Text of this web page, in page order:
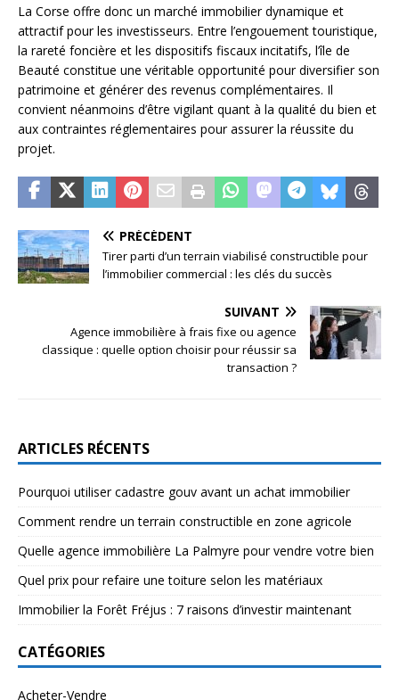
La Corse offre donc un marché immobilier dynamique et
attractif pour les investisseurs. Entre l’engouement touristique,
la rareté foncière et les dispositifs fiscaux incitatifs, l’île de
Beauté constitue une véritable opportunité pour diversifier son
patrimoine et générer des revenus complémentaires. Il
convient néanmoins d’être vigilant quant à la qualité du bien et
aux contraintes réglementaires pour assurer la réussite du
projet.
PRÉCÉDENT
Tirer parti d’un terrain viabilisé constructible pour
l’immobilier commercial : les clés du succès
SUIVANT
Agence immobilière à frais fixe ou agence
classique : quelle option choisir pour réussir sa
transaction ?
ARTICLES RÉCENTS
Pourquoi utiliser cadastre gouv avant un achat immobilier
Comment rendre un terrain constructible en zone agricole
Quelle agence immobilière La Palmyre pour vendre votre bien
Quel prix pour refaire une toiture selon les matériaux
Immobilier la Forêt Fréjus : 7 raisons d’investir maintenant
CATÉGORIES
Acheter-Vendre